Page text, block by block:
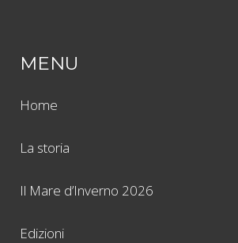
MENU
Home
La storia
Il Mare d’Inverno 2026
Edizioni